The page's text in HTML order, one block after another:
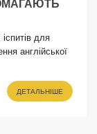
для
англійської
ДЕТАЛЬНІШЕ